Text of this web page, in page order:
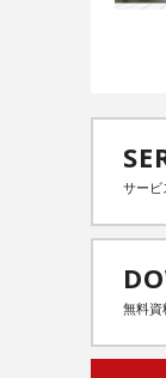
サービ
無料資